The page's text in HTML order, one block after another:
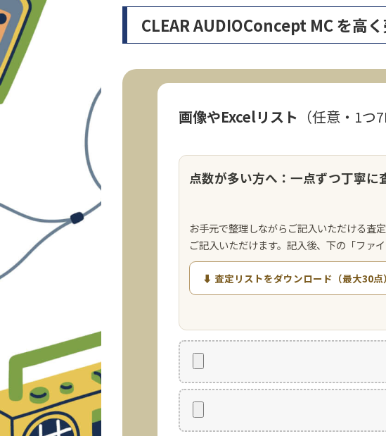
CLEAR AUDIOConcept MC を高
画像やExcelリスト （任意・1つ
点数が多い方へ：一点ずつ丁寧に
お手元で整理しながらご記入いただける査
ご記入いただけます。記入後、下の「ファ
⬇ 査定リストをダウンロード（最大30点）